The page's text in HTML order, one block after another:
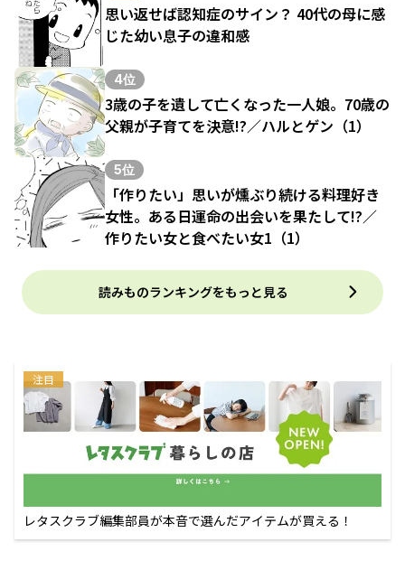
思い返せば認知症のサイン？ 40代の母に感
じた幼い息子の違和感
4位
3歳の子を遺して亡くなった一人娘。70歳の
父親が子育てを決意!?／ハルとゲン（1）
5位
「作りたい」思いが燻ぶり続ける料理好き
女性。ある日運命の出会いを果たして!?／
作りたい女と食べたい女1（1）
読みものランキングをもっと見る
注目
レタスクラブ編集部員が本音で選んだアイテムが買える！